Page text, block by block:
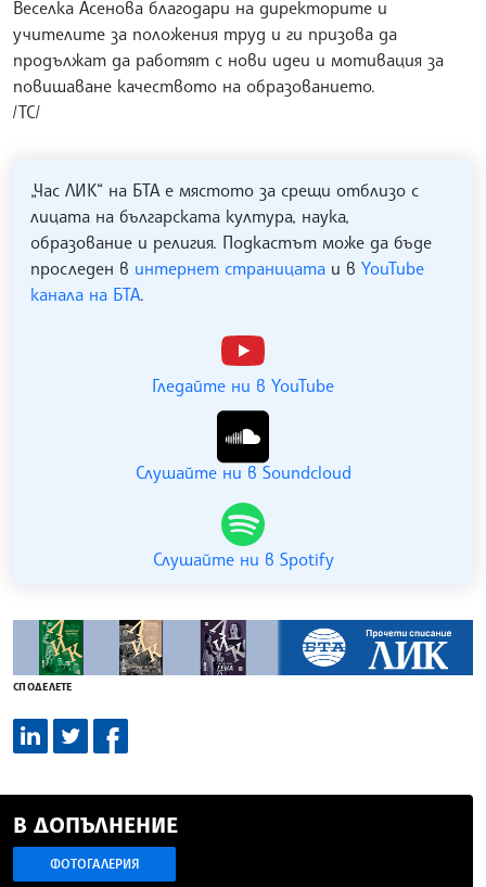
Веселка Асенова благодари на директорите и
учителите за положения труд и ги призова да
продължат да работят с нови идеи и мотивация за
повишаване качеството на образованието.
/ТС/
„Час ЛИК“ на БТА е мястото за срещи отблизо с
лицата на българската култура, наука,
образование и религия. Подкастът може да бъде
проследен в интернет страницата и в YouTube
канала на БТА.
Гледайте ни в YouTube
Слушайте ни в Soundcloud
Слушайте ни в Spotify
СПОДЕЛЕТЕ
В ДОПЪЛНЕНИЕ
ФОТОГАЛЕРИЯ